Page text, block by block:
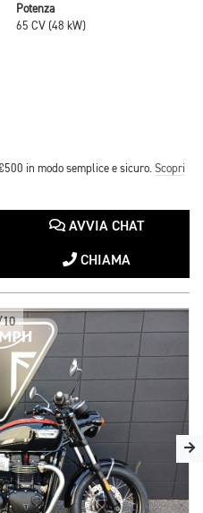
Potenza
65 CV (48 kW)
in modo semplice e sicuro. Scopri
AVVIA CHAT
CHIAMA